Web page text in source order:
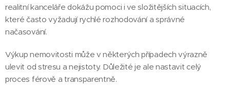
realitní kanceláře dokážu pomoci i ve složitějších situacích,
které často vyžadují rychlé rozhodování a správné
načasování.
Výkup nemovitosti může v některých případech výrazně
ulevit od stresu a nejistoty. Důležité je ale nastavit celý
proces férově a transparentně.